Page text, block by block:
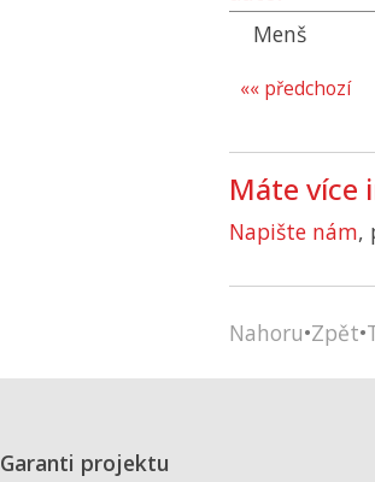
Menš
«« předchozí
Máte více
Napište nám,
Nahoru•Zpět•
Garanti projektu